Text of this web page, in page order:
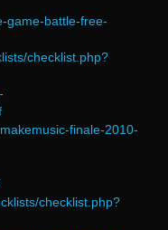
game-battle-free-
checklist.php?
finale-2010-
checklist.php?